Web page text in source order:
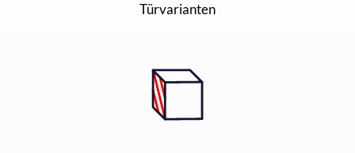
Türvarianten